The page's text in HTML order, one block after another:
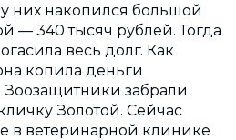
них накопился большой
— 340 тысяч рублей. Тогда
весь долг. Как
копила деньги
забрали
Золотой. Сейчас
в ветеринарной клинике